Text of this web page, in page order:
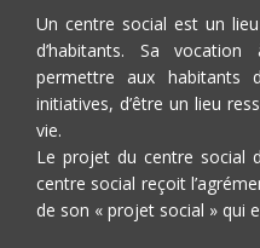
Un centre social est un
d’habitants. Sa
permettre aux habitants
initiatives, d’être un lieu
vie.
Le projet du centre social
centre social reçoit
de son « projet social » qui